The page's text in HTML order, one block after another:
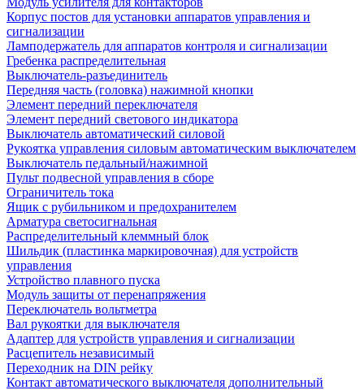
Корпус постов для установки аппаратов управления и
сигнализации
Ламподержатель для аппаратов контроля и сигнализации
Гребенка распределительная
Выключатель-разъединитель
Передняя часть (головка) нажимной кнопки
Элемент передний переключателя
Элемент передний светового индикатора
Выключатель автоматический силовой
Рукоятка управления силовым автоматическим выключателем
Выключатель педальный/нажимной
Пульт подвесной управления в сборе
Ограничитель тока
Ящик с рубильником и предохранителем
Арматура светосигнальная
Распределительный клеммный блок
Шильдик (пластинка маркировочная) для устройств
управления
Устройство плавного пуска
Модуль защиты от перенапряжения
Переключатель вольтметра
Вал рукоятки для выключателя
Адаптер для устройств управления и сигнализации
Расцепитель независимый
Переходник на DIN рейку
Контакт автоматического выключателя дополнительный